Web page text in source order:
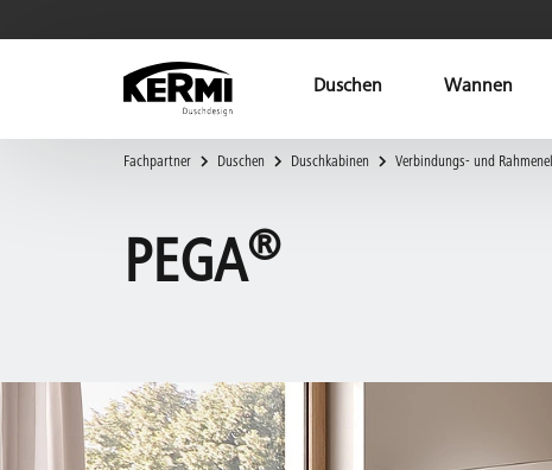
Duschen Wannen
Fachpartner Duschen Duschkabinen Verbindungs- und
PEGA®